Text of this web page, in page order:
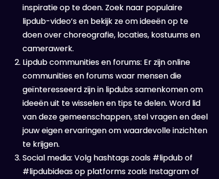
inspiratie op te doen. Zoek naar populaire
lipdub-video’s en bekijk ze om ideeën op te
doen over choreografie, locaties, kostuums en
camerawerk.
Lipdub communities en forums: Er zijn online
communities en forums waar mensen die
geïnteresseerd zijn in lipdubs samenkomen om
ideeën uit te wisselen en tips te delen. Word lid
van deze gemeenschappen, stel vragen en deel
jouw eigen ervaringen om waardevolle inzichten
te krijgen.
Social media: Volg hashtags zoals #lipdub of
#lipdubideas op platforms zoals Instagram of